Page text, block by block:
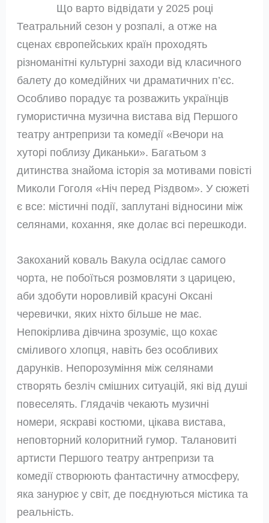
Що варто відвідати у 2025 році
Театральний сезон у розпалі, а отже на
сценах європейських країн проходять
різноманітні культурні заходи від класичного
балету до комедійних чи драматичних п’єс.
Особливо порадує та розважить українців
гумористична музична вистава від Першого
театру антрепризи та комедії «Вечори на
хуторі поблизу Диканьки». Багатьом з
дитинства знайома історія за мотивами повісті
Миколи Гоголя «Ніч перед Різдвом». У сюжеті
є все: містичні події, заплутані відносини між
селянами, кохання, яке долає всі перешкоди.
Закоханий коваль Вакула осідлає самого
чорта, не побоїться розмовляти з царицею,
аби здобути норовливій красуні Оксані
черевички, яких ніхто більше не має.
Непокірлива дівчина зрозуміє, що кохає
сміливого хлопця, навіть без особливих
дарунків. Непорозуміння між селянами
створять безліч смішних ситуацій, які від душі
повеселять. Глядачів чекають музичні
номери, яскраві костюми, цікава вистава,
неповторний колоритний гумор. Талановиті
артисти Першого театру антрепризи та
комедії створюють фантастичну атмосферу,
яка занурює у світ, де поєднуються містика та
реальність.